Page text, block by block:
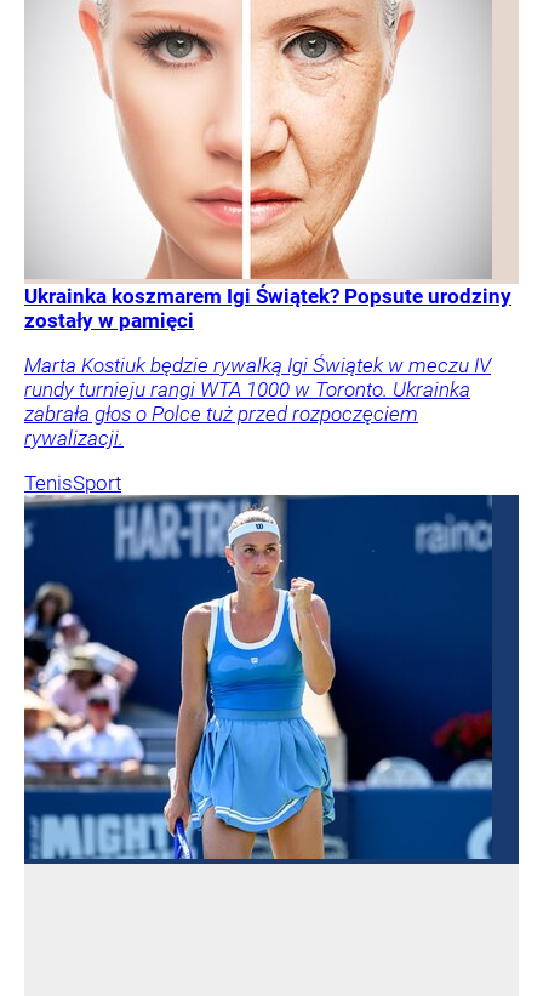
Ukrainka koszmarem Igi Świątek? Popsute urodziny
zostały w pamięci
Marta Kostiuk będzie rywalką Igi Świątek w meczu IV
rundy turnieju rangi WTA 1000 w Toronto. Ukrainka
zabrała głos o Polce tuż przed rozpoczęciem
rywalizacji.
TenisSport